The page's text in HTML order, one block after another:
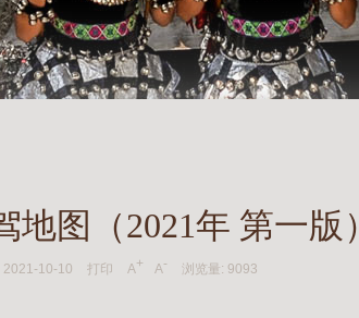
地图（2021年 第一版）
2021-10-10 打印 A+ A- 浏览量: 9093